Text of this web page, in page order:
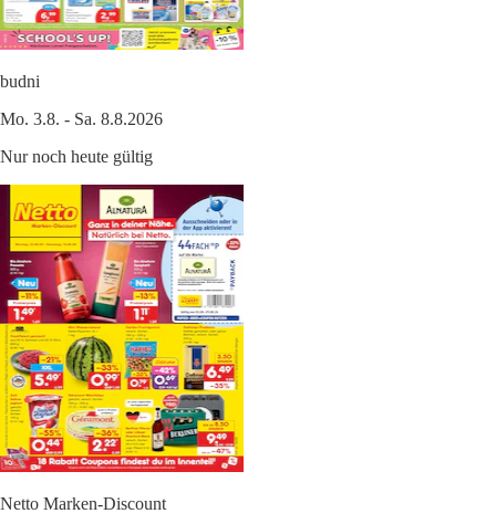
budni
Mo. 3.8. - Sa. 8.8.2026
Nur noch heute gültig
Netto Marken-Discount